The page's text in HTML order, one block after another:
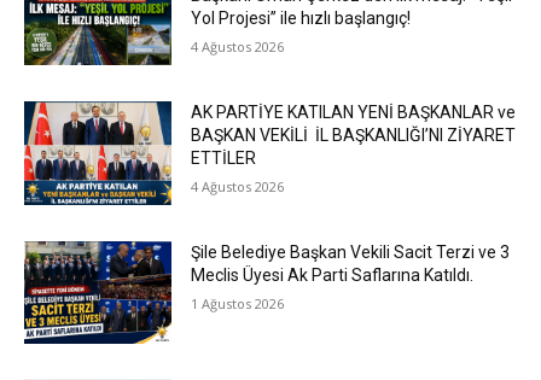
Yol Projesi” ile hızlı başlangıç!
4 Ağustos 2026
AK PARTİYE KATILAN YENİ BAŞKANLAR ve
BAŞKAN VEKİLİ İL BAŞKANLIĞI’NI ZİYARET
ETTİLER
4 Ağustos 2026
Şile Belediye Başkan Vekili Sacit Terzi ve 3
Meclis Üyesi Ak Parti Saflarına Katıldı.
1 Ağustos 2026